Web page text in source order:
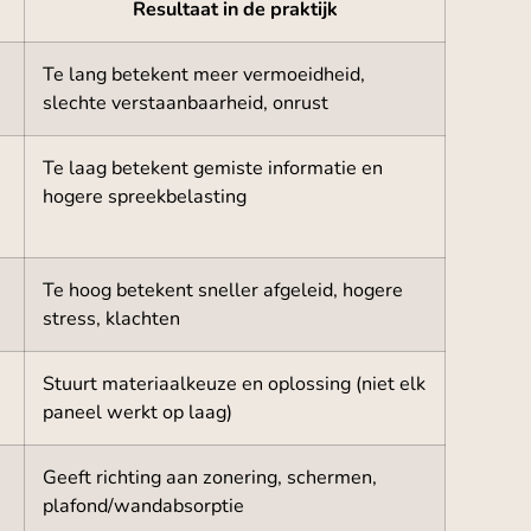
Resultaat in de praktijk
Te lang betekent meer vermoeidheid,
slechte verstaanbaarheid, onrust
Te laag betekent gemiste informatie en
hogere spreekbelasting
Te hoog betekent sneller afgeleid, hogere
stress, klachten
Stuurt materiaalkeuze en oplossing (niet elk
paneel werkt op laag)
Geeft richting aan zonering, schermen,
plafond/wandabsorptie